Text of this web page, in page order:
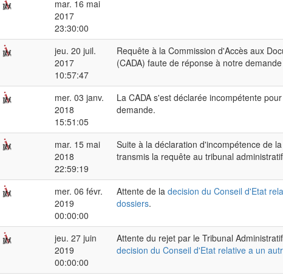
mar. 16 mai
2017
23:30:00
jeu. 20 juil.
2017
10:57:47
Requête à la Commission d'Accès aux
(CADA) faute de réponse à notre demande
mer. 03 janv.
2018
15:51:05
La CADA s'est déclarée incompétente
demande.
mar. 15 mai
2018
22:59:19
Suite à la déclaration d'incompétence de
transmis la requête au tribunal
mer. 06 févr.
2019
00:00:00
Attente de la decision du Conseil d'Etat
dossiers.
jeu. 27 juin
2019
00:00:00
Attente du rejet par le Tribunal
decision du Conseil d'Etat relative a un